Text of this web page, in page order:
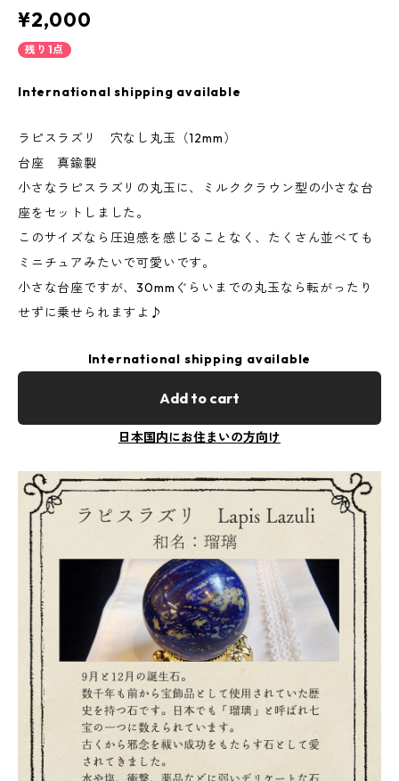
¥2,000
残り1点
International shipping available
ラピスラズリ 穴なし丸玉（12mm）
台座 真鍮製
小さなラピスラズリの丸玉に、ミルククラウン型の小さな台
座をセットしました。
このサイズなら圧迫感を感じることなく、たくさん並べても
ミニチュアみたいで可愛いです。
小さな台座ですが、30mmぐらいまでの丸玉なら転がったり
せずに乗せられますよ♪
International shipping available
Add to cart
日本国内にお住まいの方向け